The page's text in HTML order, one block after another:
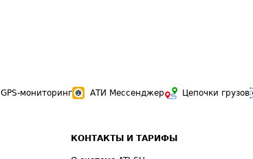
GPS-мониторинг АТИ Мессенджер Цепочки грузов
КОНТАКТЫ И ТАРИФЫ